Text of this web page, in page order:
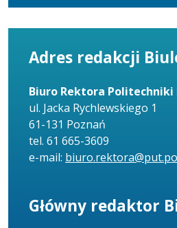
Adres redakcji
Biuro Rektora Politechniki
ul. Jacka Rychlewskiego 1
61-131 Poznań
tel. 61 665-3609
e-mail:
Główny redaktor